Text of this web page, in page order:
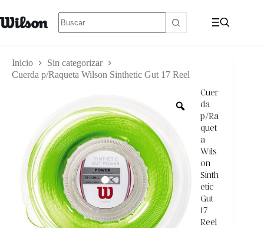
Inicio
Sin categorizar
Cuerda p/Raqueta Wilson Sinthetic Gut 17 Reel
Cuer
da
p/Ra
quet
a
Wils
on
Sinth
etic
Gut
17
Reel